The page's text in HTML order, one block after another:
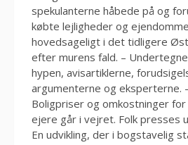
spekulanterne håbede på og
købte lejligheder og
hovedsageligt i det tidligere
efter murens fald. –
hypen, avisartiklerne,
argumenterne og eksperterne.
Boligpriser og omkostninger
ejere går i vejret. Folk presses
En udvikling, der i bogstavelig